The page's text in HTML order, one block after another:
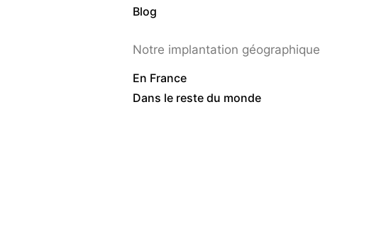
Blog
Notre implantation géographique
En France
Dans le reste du monde